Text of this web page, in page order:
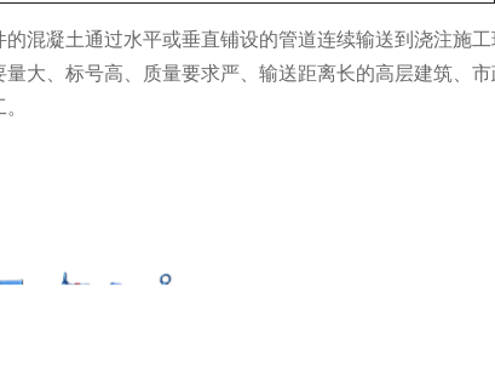
混凝土通过水平或垂直铺设的管道连续输送到浇注施
大、标号高、质量要求严、输送距离长的高层建筑、